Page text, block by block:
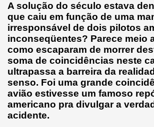
A solução do século estava
que caiu em função de uma
irresponsável de dois pilotos
inconseqüentes? Parece meio
como escaparam de morrer
soma de coincidências neste
ultrapassa a barreira da
senso. Foi uma grande
avião estivesse um famoso
americano pra divulgar a
acidente.